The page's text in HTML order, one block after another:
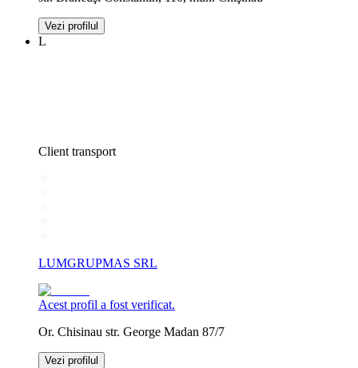
Vezi profilul
L
Client transport
LUMGRUPMAS SRL
Acest profil a fost verificat.
Or. Chisinau str. George Madan 87/7
Vezi profilul